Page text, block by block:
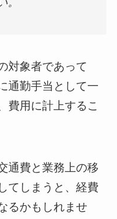
対象者であって
通勤手当として一
費用に計上するこ
通費と業務上の移
てしまうと、経費
るかもしれませ